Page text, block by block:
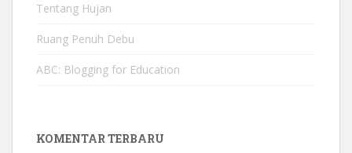
Tentang Hujan
Ruang Penuh Debu
ABC: Blogging for Education
KOMENTAR TERBARU